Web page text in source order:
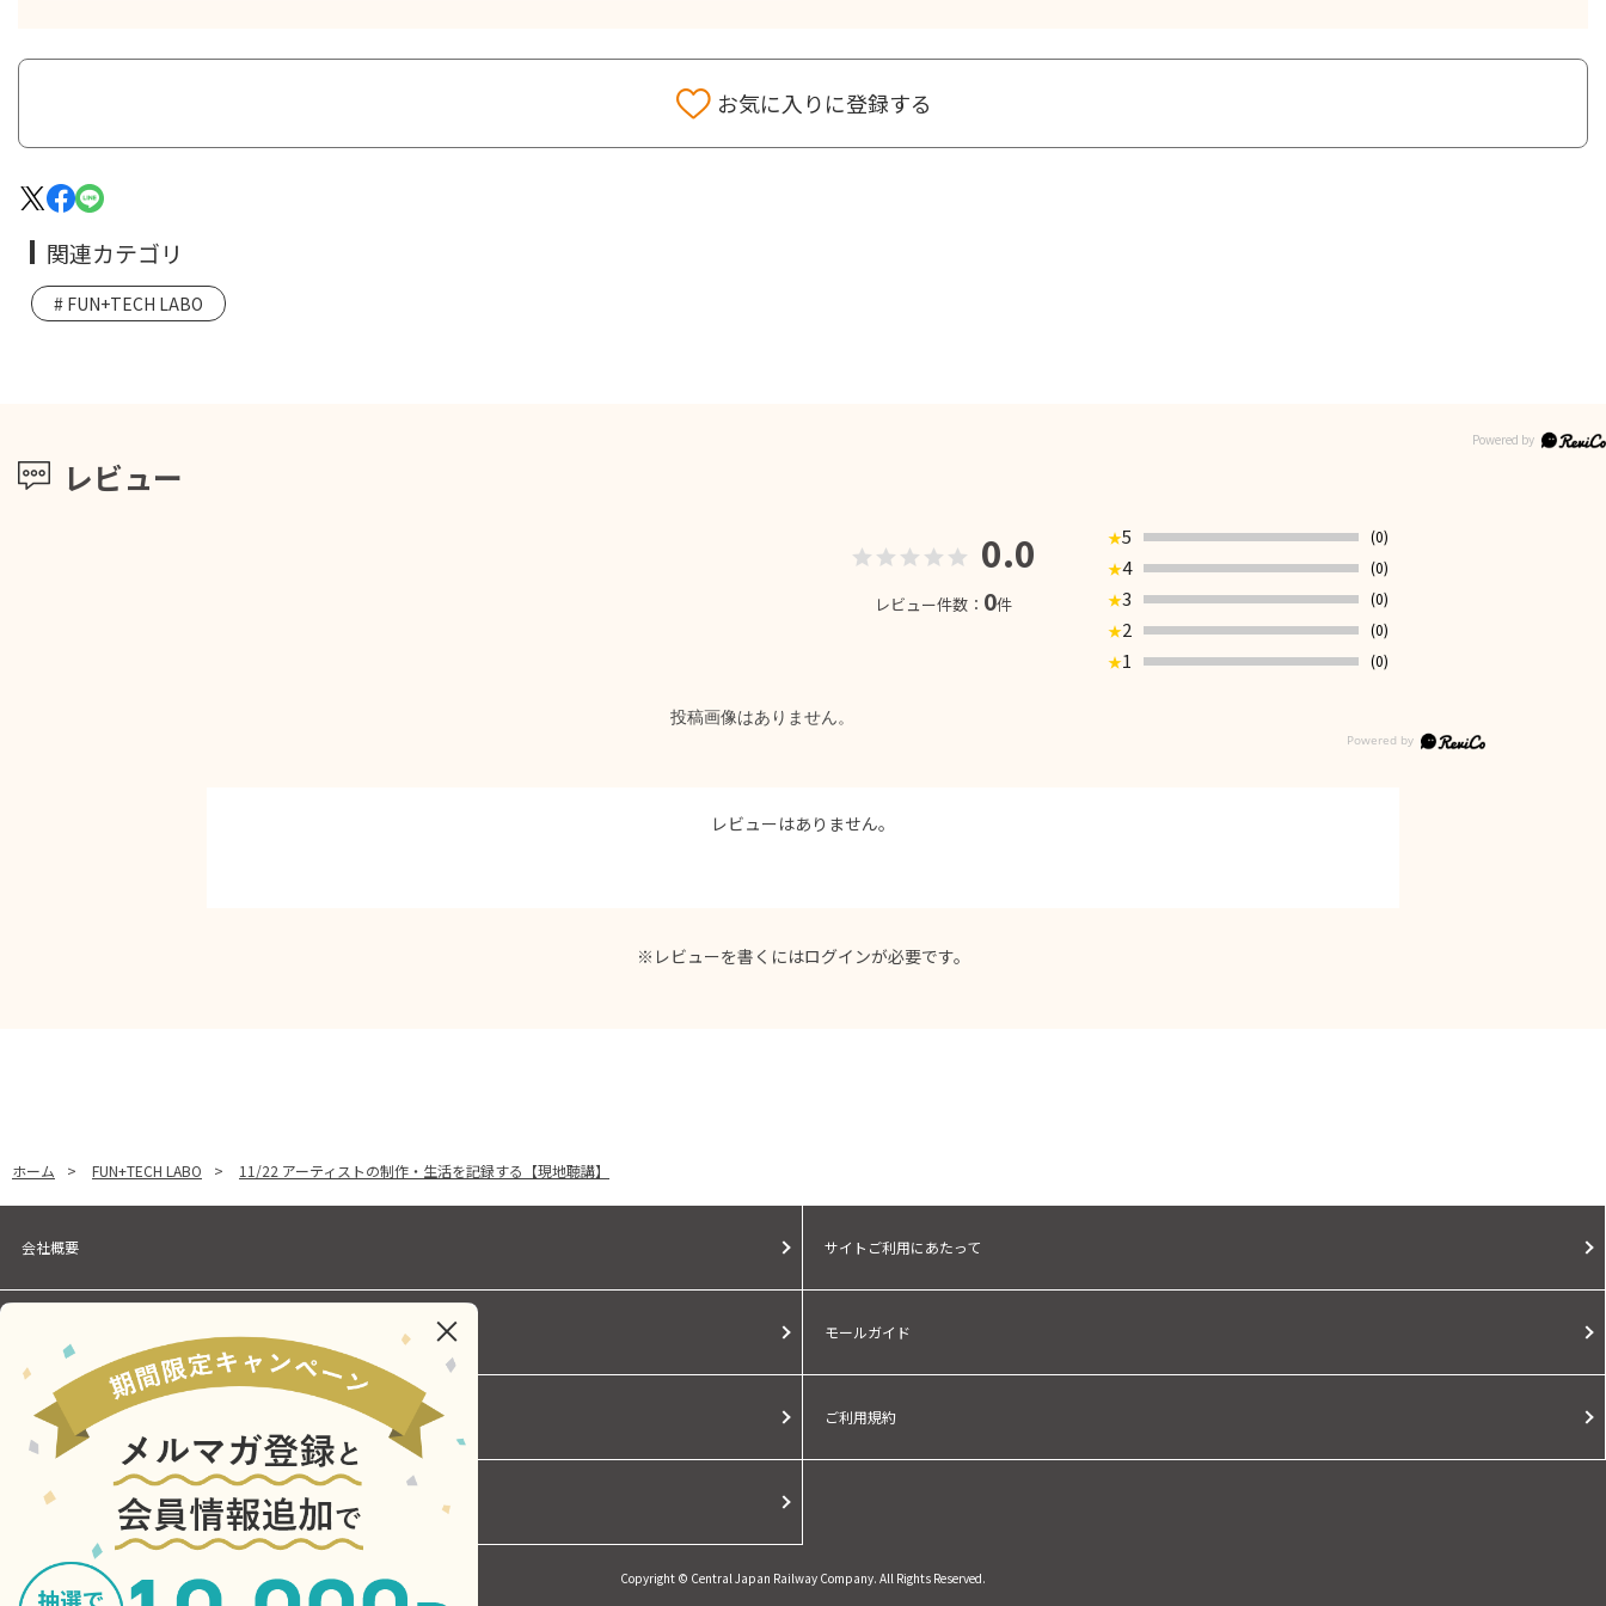
お気に入りに登録する
レビュー
0.0
レビュー件数： 0件
★5
(0)
★4
(0)
★3
(0)
★2
(0)
★1 (0)
投稿画像はありません。
レビューはありません。
※レビューを書くにはログインが必要です。
関連カテゴリ
FUN+TECH LABO
ホーム > FUN+TECH LABO > 11/22 アーティストの制作・生活を記録する【現地聴講】
会社概要 サイトご利用にあたって
モールガイド
Cookieポリシー ご利用規約
お問い合わせ
Copyright © Central Japan Railway Company. All Rights Reserved.